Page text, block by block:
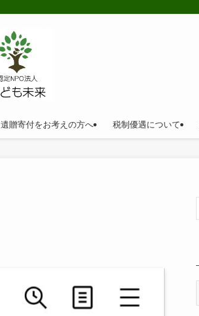
遺贈寄付をお考えの方へ 税制優遇について